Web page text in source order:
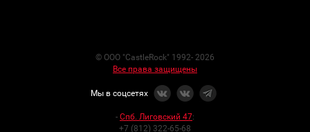
© ООО "CastleRock" 1992- 2026
Все права защищены
Мы в соцсетях
- Спб. Лиговский 47:
+7 (812) 322-65-68